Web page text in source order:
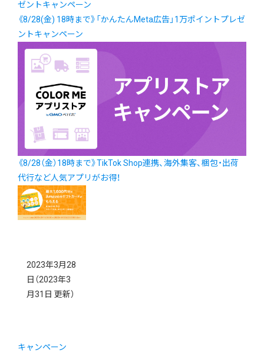
《8/28(金) 18時まで》「かんたんMeta広告」1万ポイントプレゼ
ントキャンペーン
《8/28（金）18時まで》TikTok Shop連携、海外集客、梱包・出荷
代行など人気アプリがお得！
2023年3月28
日 （2023年3
月31日 更新）
キャンペーン